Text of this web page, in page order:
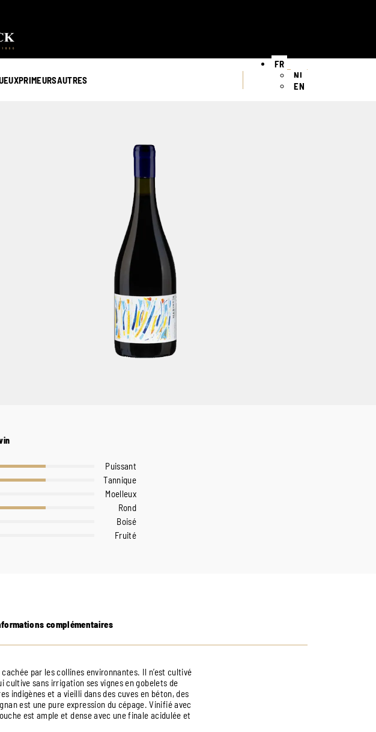
PRIMEURSAUTRES
FR
NL
EN
Puissant
Tannique
Moelleux
Rond
Boisé
Fruité
complémentaires
par les collines environnantes. Il n’est cultivé
cultive sans irrigation ses vignes en gobelets de
indigènes et a vieilli dans des cuves en béton, des
est une pure expression du cépage. Vinifié avec
est ample et dense avec une finale acidulée et